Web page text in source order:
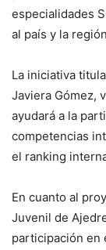
especialidades
al país y la
La iniciativa
Javiera Gómez,
ayudará a la
competencias
el ranking
En cuanto al
Juvenil de
participación en